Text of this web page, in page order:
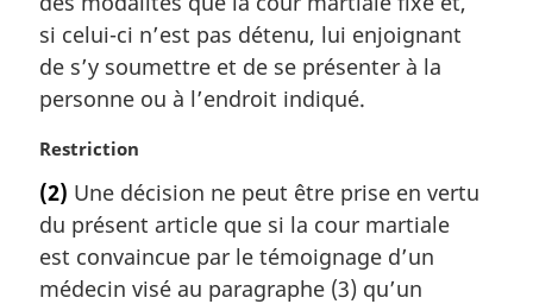
:
si celui-ci n’est pas détenu, lui enjoignant
de s’y soumettre et de se présenter à la
personne ou à l’endroit indiqué.
N
t
e
m
a
Restriction
(2) Une décision ne peut être prise en vertu
du présent article que si la cour martiale
est convaincue par le témoignage d’un
médecin visé au paragraphe (3) qu’un